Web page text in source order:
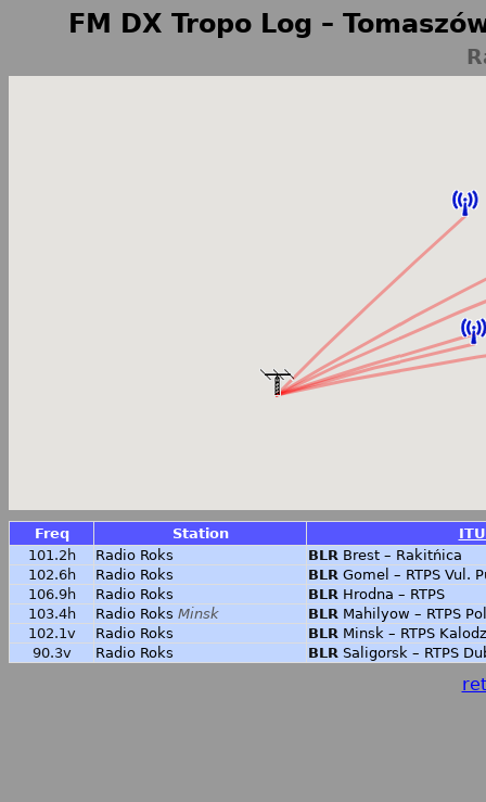
FM DX Tropo Log –
Freq Station
101.2h
Radio Roks BLR Brest – Rakitńica
102.6h
Radio Roks BLR Gomel – RTPS Vul.
106.9h
Radio Roks BLR Hrodna – RTPS
103.4h
Radio Roks Minsk BLR Mahilyow – RTPS
102.1v
Radio Roks BLR Minsk – RTPS
90.3v
Radio Roks BLR Saligorsk – RTPS